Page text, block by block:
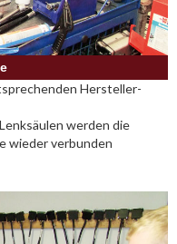
Hersteller-
werden die
wieder verbunden